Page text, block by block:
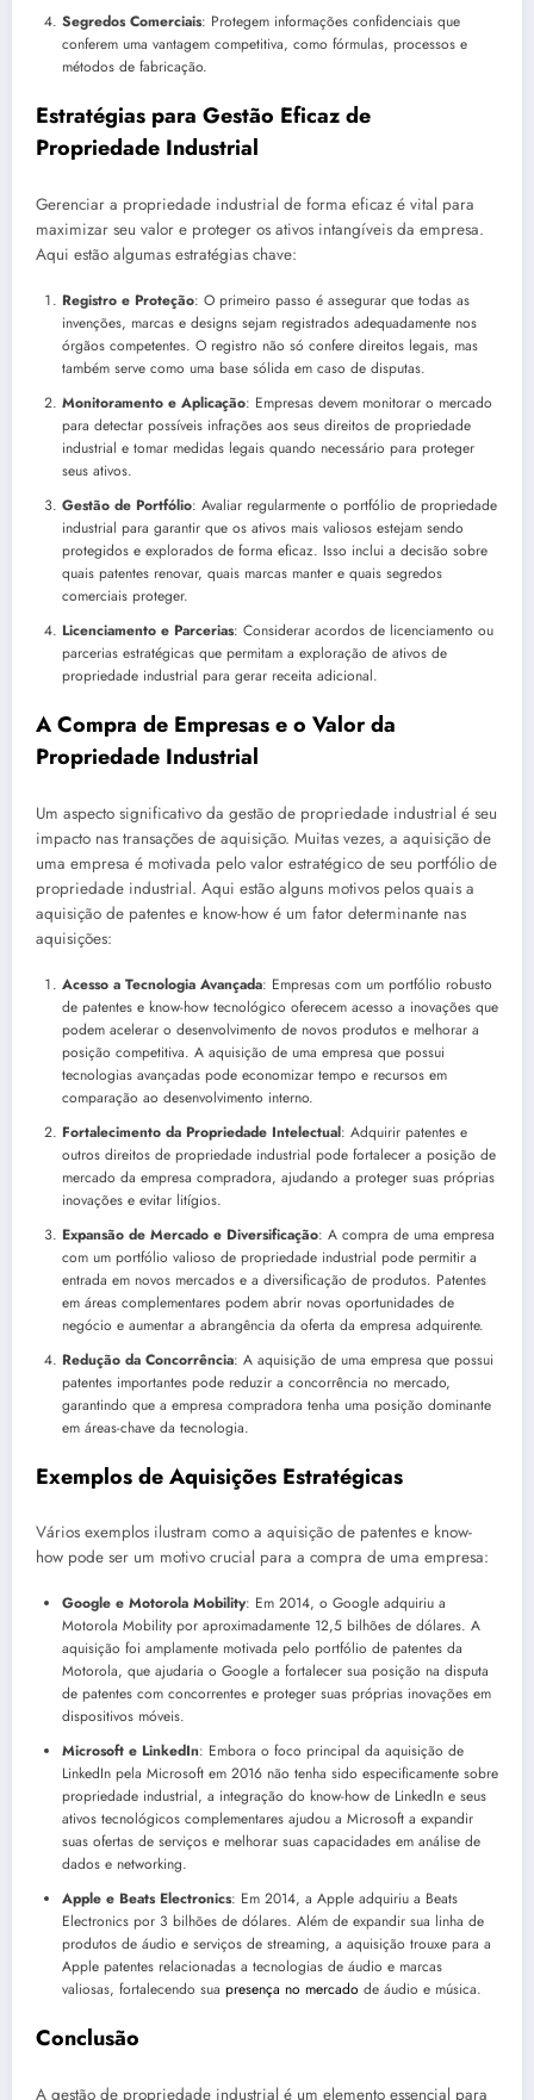
Segredos Comerciais: Protegem informações confidenciais que
conferem uma vantagem competitiva, como fórmulas, processos e
métodos de fabricação.
Estratégias para Gestão Eficaz de
Propriedade Industrial
Gerenciar a propriedade industrial de forma eficaz é vital para
maximizar seu valor e proteger os ativos intangíveis da empresa.
Aqui estão algumas estratégias chave:
Registro e Proteção: O primeiro passo é assegurar que todas as
invenções, marcas e designs sejam registrados adequadamente nos
órgãos competentes. O registro não só confere direitos legais, mas
também serve como uma base sólida em caso de disputas.
Monitoramento e Aplicação: Empresas devem monitorar o mercado
para detectar possíveis infrações aos seus direitos de propriedade
industrial e tomar medidas legais quando necessário para proteger
seus ativos.
Gestão de Portfólio: Avaliar regularmente o portfólio de propriedade
industrial para garantir que os ativos mais valiosos estejam sendo
protegidos e explorados de forma eficaz. Isso inclui a decisão sobre
quais patentes renovar, quais marcas manter e quais segredos
comerciais proteger.
Licenciamento e Parcerias: Considerar acordos de licenciamento ou
parcerias estratégicas que permitam a exploração de ativos de
propriedade industrial para gerar receita adicional.
A Compra de Empresas e o Valor da
Propriedade Industrial
Um aspecto significativo da gestão de propriedade industrial é seu
impacto nas transações de aquisição. Muitas vezes, a aquisição de
uma empresa é motivada pelo valor estratégico de seu portfólio de
propriedade industrial. Aqui estão alguns motivos pelos quais a
aquisição de patentes e know-how é um fator determinante nas
aquisições:
Acesso a Tecnologia Avançada: Empresas com um portfólio robusto
de patentes e know-how tecnológico oferecem acesso a inovações que
podem acelerar o desenvolvimento de novos produtos e melhorar a
posição competitiva. A aquisição de uma empresa que possui
tecnologias avançadas pode economizar tempo e recursos em
comparação ao desenvolvimento interno.
Fortalecimento da Propriedade Intelectual: Adquirir patentes e
outros direitos de propriedade industrial pode fortalecer a posição de
mercado da empresa compradora, ajudando a proteger suas próprias
inovações e evitar litígios.
Expansão de Mercado e Diversificação: A compra de uma empresa
com um portfólio valioso de propriedade industrial pode permitir a
entrada em novos mercados e a diversificação de produtos. Patentes
em áreas complementares podem abrir novas oportunidades de
negócio e aumentar a abrangência da oferta da empresa adquirente.
Redução da Concorrência: A aquisição de uma empresa que possui
patentes importantes pode reduzir a concorrência no mercado,
garantindo que a empresa compradora tenha uma posição dominante
em áreas-chave da tecnologia.
Exemplos de Aquisições Estratégicas
Vários exemplos ilustram como a aquisição de patentes e know-
how pode ser um motivo crucial para a compra de uma empresa:
Google e Motorola Mobility: Em 2014, o Google adquiriu a
Motorola Mobility por aproximadamente 12,5 bilhões de dólares. A
aquisição foi amplamente motivada pelo portfólio de patentes da
Motorola, que ajudaria o Google a fortalecer sua posição na disputa
de patentes com concorrentes e proteger suas próprias inovações em
dispositivos móveis.
Microsoft e LinkedIn: Embora o foco principal da aquisição de
LinkedIn pela Microsoft em 2016 não tenha sido especificamente sobre
propriedade industrial, a integração do know-how de LinkedIn e seus
ativos tecnológicos complementares ajudou a Microsoft a expandir
suas ofertas de serviços e melhorar suas capacidades em análise de
dados e networking.
Apple e Beats Electronics: Em 2014, a Apple adquiriu a Beats
Electronics por 3 bilhões de dólares. Além de expandir sua linha de
produtos de áudio e serviços de streaming, a aquisição trouxe para a
Apple patentes relacionadas a tecnologias de áudio e marcas
valiosas, fortalecendo sua presença no mercado de áudio e música.
Conclusão
A gestão de propriedade industrial é um elemento essencial para